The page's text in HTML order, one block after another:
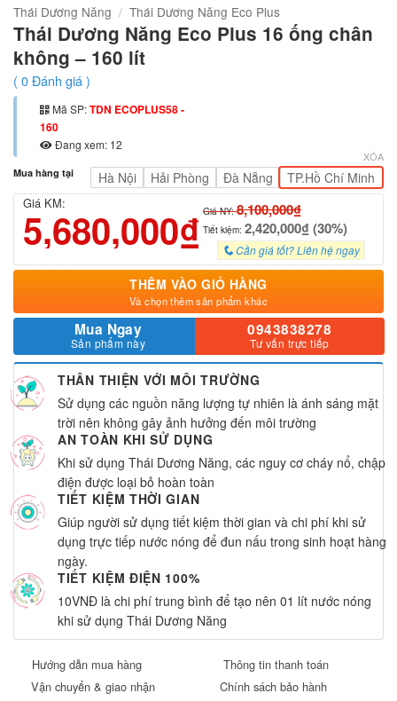
Thái Dương Năng / Thái Dương Năng Eco Plus
Thái Dương Năng Eco Plus 16 ống chân
không – 160 lít
( 0Đánh giá )
Mã SP:TDN ECOPLUS58 -
160
Đang xem: 12
Mua hàng tại Hà Nội Hải Phòng Đà Nẵng TP.Hồ Chí Minh
XÓA
Giá KM:
5,680,000₫ Giá NY:8,100,000₫
Tiết kiệm: 2,420,000₫ (30%)
Cần giá tốt? Liên hệ ngay
THÊM VÀO GIỎ HÀNG
Và chọn thêm sản phẩm khác
Mua Ngay
Sản phẩm này
0943838278
Tư vấn trực tiếp
THÂN THIỆN VỚI MÔI TRƯỜNG
Sử dụng các nguồn năng lượng tự nhiên là ánh sáng mặt
trời nên không gây ảnh hưởng đến môi trường
AN TOÀN KHI SỬ DỤNG
Khi sử dụng Thái Dương Năng, các nguy cơ cháy nổ, chập
điện được loại bỏ hoàn toàn
TIẾT KIỆM THỜI GIAN
Giúp người sử dụng tiết kiệm thời gian và chi phí khi sử
dụng trực tiếp nước nóng để đun nấu trong sinh hoạt hàng
ngày.
TIẾT KIỆM ĐIỆN 100%
10VNĐ là chi phí trung bình để tạo nên 01 lít nước nóng
khi sử dụng Thái Dương Năng
Hướng dẫn mua hàng
Thông tin thanh toán
Vận chuyển & giao nhận
Chính sách bảo hành